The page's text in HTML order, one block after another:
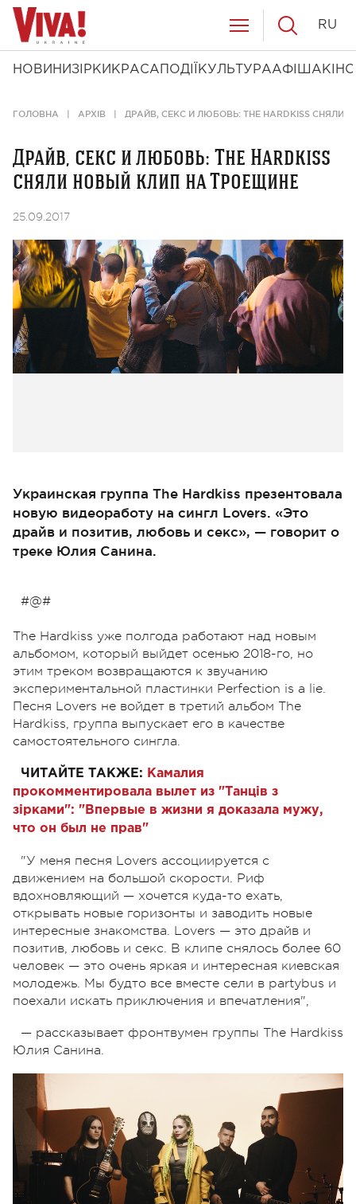
НОВИНИ ЗІРКИ КРАСА ПОДІЇ КУЛЬТУРААФІША КІНО
RU
ГОЛОВНА АРХІВ ДРАЙВ, СЕКС И ЛЮБОВЬ: THE HARDKISS
Драйв, секс и любовь: The Hardkiss
сняли новый клип на Троещине
25.09.2017
Украинская группа The Hardkiss презентовала
новую видеоработу на сингл Lovers. «Это
драйв и позитив, любовь и секс», — говорит о
треке Юлия Санина.
#@#
The Hardkiss уже полгода работают над новым
альбомом, который выйдет осенью 2018-го, но
этим треком возвращаются к звучанию
экспериментальной пластинки Perfection is a lie.
Песня Lovers не войдет в третий альбом The
Hardkiss, группа выпускает его в качестве
самостоятельного сингла.
ЧИТАЙТЕ ТАКЖЕ: Камалия
прокомментировала вылет из "Танців з
зірками": "Впервые в жизни я доказала мужу,
что он был не прав"
"У меня песня Lovers ассоциируется с
движением на большой скорости. Риф
вдохновляющий — хочется куда-то ехать,
открывать новые горизонты и заводить новые
интересные знакомства. Lovers — это драйв и
позитив, любовь и секс. В клипе снялось более 60
человек — это очень яркая и интересная киевская
молодежь. Мы будто все вместе сели в partybus и
поехали искать приключения и впечатления",
— рассказывает фронтвумен группы The Hardkiss
Юлия Санина.